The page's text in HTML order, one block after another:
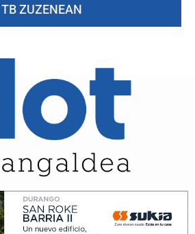
TB ZUZENEAN